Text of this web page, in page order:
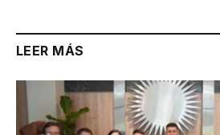
LEER MÁS